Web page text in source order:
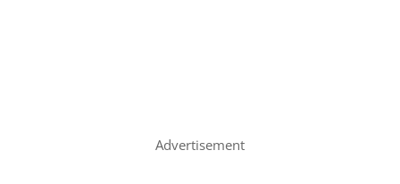
Advertisement